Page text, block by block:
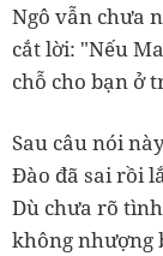
Ngô vẫn chưa
cắt lời: "Nếu
chỗ cho bạn ở
Sau câu nói
Đào đã sai rồi
Dù chưa rõ
không nhượng